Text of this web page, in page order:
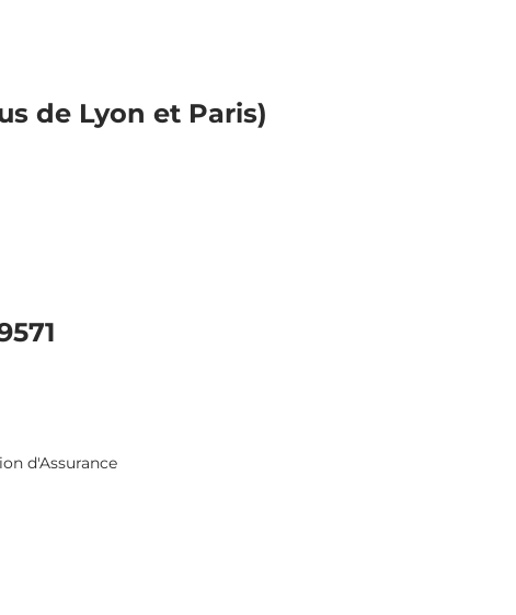
de Lyon et Paris)
d'Assurance